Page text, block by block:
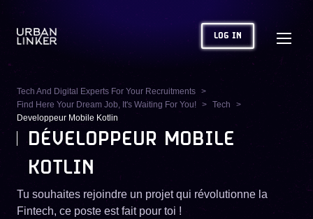
LOG IN
Tech And Digital Experts For Your Recruitments
Find Here Your Dream Job, It's Waiting For You!
Tech
Developpeur Mobile Kotlin
DÉVELOPPEUR MOBILE
KOTLIN
Tu souhaites rejoindre un projet qui révolutionne la
Fintech, ce poste est fait pour toi !